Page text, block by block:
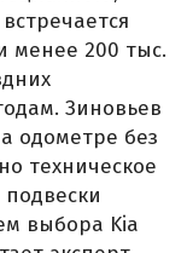
менее 200 тыс.
Зиновьев
одометре без
техническое
выбора Kia